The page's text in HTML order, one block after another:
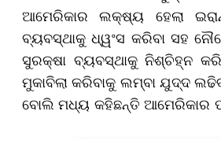
ଆମେରିକାର ଲକ୍ଷ୍ୟ ହେଲା
ବ୍ୟବସ୍ଥାକୁ ଧ୍ୱଂସ କରିବା ସହ
ସୁରକ୍ଷା ବ୍ୟବସ୍ଥାକୁ ନିଶ୍ଚିହ୍ନ
ମୁକାବିଲା କରିବାକୁ ଲମ୍ବା ଯୁଦ୍ଦ
ବୋଲି ମଧ୍ୟ କହିଛନ୍ତି ଆମେରିକାର